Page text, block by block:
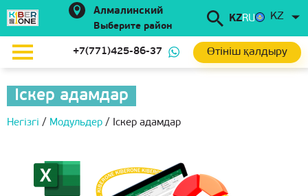
Алмалинский
Выберите район
KZRU KZ
+7(771)425-86-37 Өтініш қалдыру
Іскер адамдар
Негізгі / Модульдер / Іскер адамдар